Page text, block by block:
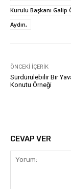
Kurulu Başkanı Galip
Aydın,
ÖNCEKI İÇERIK
Sürdürülebilir Bir
Konutu Örneği
CEVAP VER